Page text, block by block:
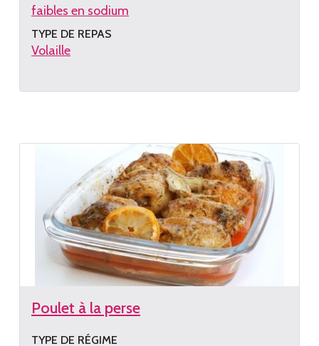
faibles en sodium
TYPE DE REPAS
Volaille
Lire
Poulet à la perse
TYPE DE RÉGIME